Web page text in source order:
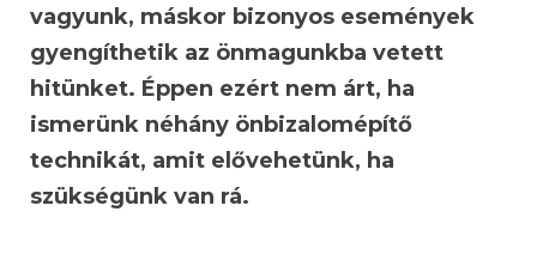
vagyunk, máskor bizonyos események
gyengíthetik az önmagunkba vetett
hitünket. Éppen ezért nem árt, ha
ismerünk néhány önbizalomépítő
technikát, amit elővehetünk, ha
szükségünk van rá.